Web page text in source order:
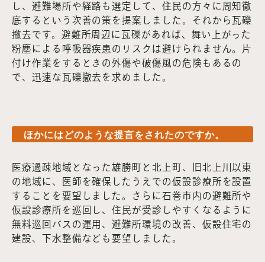
し、避難場所や経路も選定して、住民の方々に周知徹
底するという次善の策を提案しました。それから瓦礫
撤去です。避難所周辺に瓦礫があれば、舞い上がった
粉塵による呼吸器疾患のリスクは避けられません。片
付け作業をするときの外傷や破傷風の危険もあるの
で、迅速な瓦礫撤去を求めました。
ほかにはどのような提言をされたのですか。
医療過疎地域となった雄勝町と北上町、旧北上川以東
の地域に、医師を確保したうえでの仮設診療所を設置
することを要望しました。さらに石巻市内の避難所や
仮設診療所を巡回し、住民が受診しやすくなるように
無料巡回バスの運用、避難所環境の改善、仮設住宅の
建設、下水整備なども要望しました。